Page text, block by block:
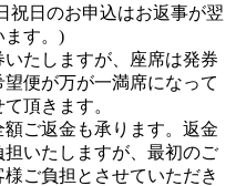
祝日のお申込はお返事が翌
ます。)
たしますが、座席は発券
便が万が一満席になって
頂きます。
ご返金も承ります。返金
いたしますが、最初のご
ご負担とさせていただき